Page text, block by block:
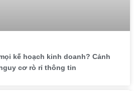
kế hoạch kinh doanh? Cảnh
cơ rò rỉ thông tin